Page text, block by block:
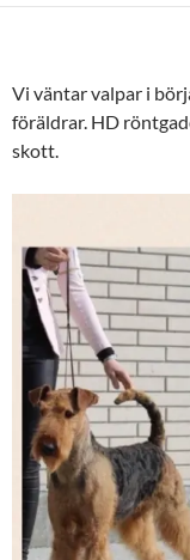
Vi väntar valpar i
föräldrar. HD
skott.